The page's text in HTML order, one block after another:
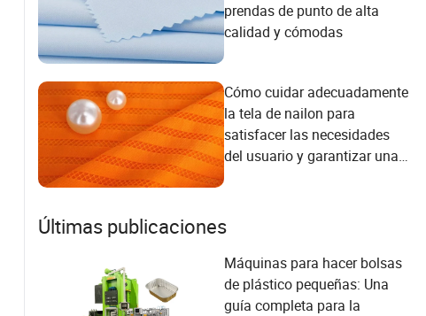
prendas de punto de alta
calidad y cómodas
Cómo cuidar adecuadamente
la tela de nailon para
satisfacer las necesidades
del usuario y garantizar una
Últimas publicaciones
Máquinas para hacer bolsas
de plástico pequeñas: Una
guía completa para la